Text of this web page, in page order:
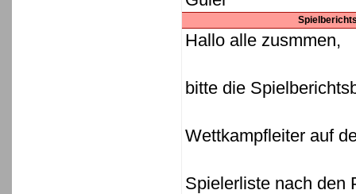
Hallo alle zusmmen,
bitte die
Wettkampfleiter auf
Spielerliste nach den